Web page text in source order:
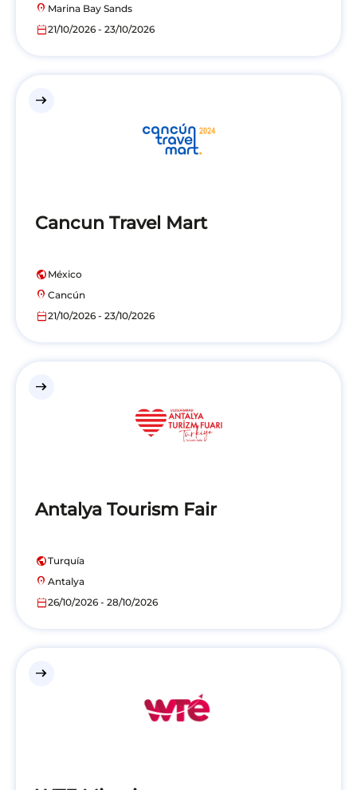
location_on Marina Bay Sands
calendar_today21/10/2026 - 23/10/2026
east
Cancun Travel Mart
public México
location_on Cancún
calendar_today21/10/2026 - 23/10/2026
east
Antalya Tourism Fair
publicTurquía
location_on Antalya
calendar_today26/10/2026 - 28/10/2026
east